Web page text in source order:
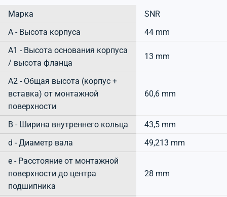
Марка
SNR
А - Высота корпуса
44 mm
A1 - Высота основания корпуса
/ высота фланца
13 mm
A2 - Общая высота (корпус +
вставка) от монтажной
поверхности
60,6 mm
B - Ширина внутреннего кольца
43,5 mm
d - Диаметр вала
49,213 mm
e - Расстояние от монтажной
поверхности до центра
подшипника
28 mm